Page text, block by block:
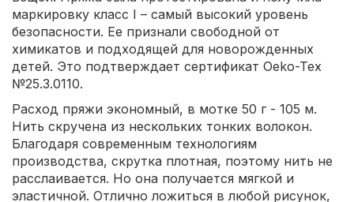
маркировку класс I – самый высокий уровень
безопасности. Ее признали свободной от
химикатов и подходящей для новорожденных
детей. Это подтверждает сертификат Oeko-Tex
№25.3.0110.
Расход пряжи экономный, в мотке 50 г - 105 м.
Нить скручена из нескольких тонких волокон.
Благодаря современным технологиям
производства, скрутка плотная, поэтому нить не
расслаивается. Но она получается мягкой и
эластичной. Отлично ложиться в любой рисунок,